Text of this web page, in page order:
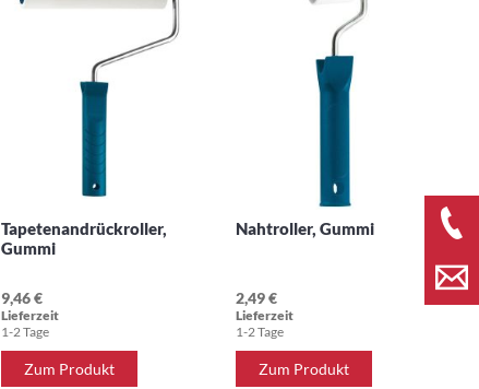
Tapetenandrückroller,
Gummi
9,46 €
Lieferzeit
1-2 Tage
Zum Produkt
Nahtroller, Gummi
2,49 €
Lieferzeit
1-2 Tage
Zum Produkt